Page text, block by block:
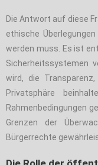
Die Antwort auf diese
ethische
werden muss. Es ist
Sicherheitssystemen
wird, die
Privatsphäre
Rahmenbedingungen
Grenzen der
Bürgerrechte